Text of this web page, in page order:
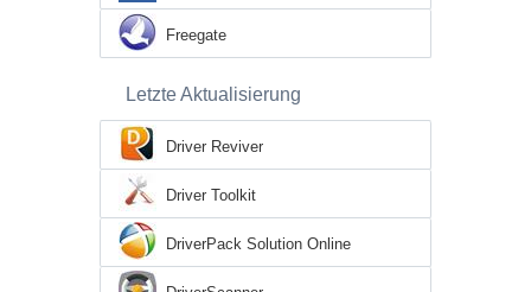
Freegate
Letzte Aktualisierung
Driver Reviver
Driver Toolkit
DriverPack Solution Online